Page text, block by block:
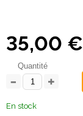
35,00 €
Quantité
En stock